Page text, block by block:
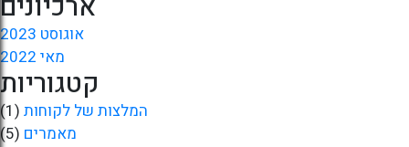
אוגוסט 2023
מאי 2022
קטגוריות
המלצות של לקוחות (1)
מאמרים (5)